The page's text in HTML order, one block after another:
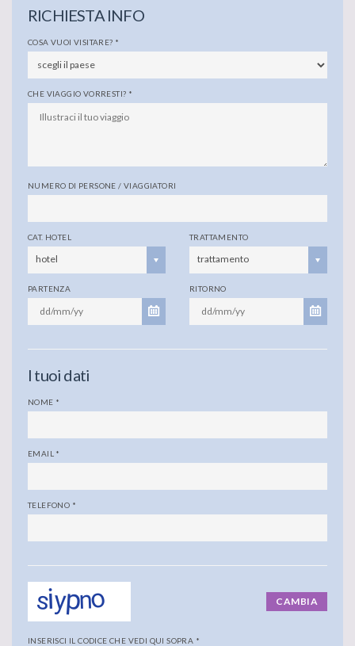
RICHIESTA INFO
COSA VUOI VISITARE? *
CHE VIAGGIO VORRESTI? *
NUMERO DI PERSONE / VIAGGIATORI
CAT. HOTEL
hotel
TRATTAMENTO
trattamento
PARTENZA RITORNO
I tuoi dati
NOME *
EMAIL *
TELEFONO *
CAMBIA
INSERISCI IL CODICE CHE VEDI QUI SOPRA *